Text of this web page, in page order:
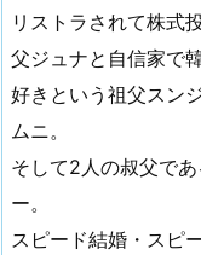
リストラされて株式
父ジュナと自信家で
好きという祖父スン
ムニ。
そして2人の叔父で
ー。
スピード結婚・スピ